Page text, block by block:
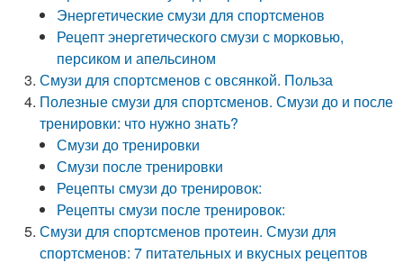
Энергетические смузи для спортсменов
Рецепт энергетического смузи с морковью,
персиком и апельсином
Смузи для спортсменов с овсянкой. Польза
Полезные смузи для спортсменов. Смузи до и после
тренировки: что нужно знать?
Смузи до тренировки
Смузи после тренировки
Рецепты смузи до тренировок:
Рецепты смузи после тренировок:
Смузи для спортсменов протеин. Смузи для
спортсменов: 7 питательных и вкусных рецептов